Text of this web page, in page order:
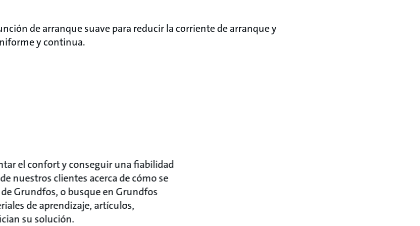
de arranque suave para reducir la corriente de arranque y
y continua.
el confort y conseguir una fiabilidad
nuestros clientes acerca de cómo se
Grundfos, o busque en Grundfos
de aprendizaje, artículos,
su solución.